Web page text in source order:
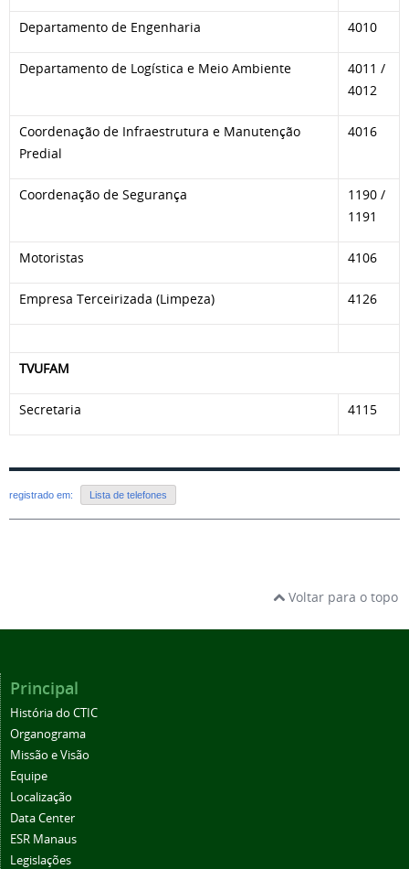
Departamento de Engenharia 4010
Departamento de Logística e Meio Ambiente
4011 /
4012
Coordenação de Infraestrutura e Manutenção
Predial
4016
Coordenação de Segurança
1190 /
1191
Motoristas 4106
Empresa Terceirizada (Limpeza) 4126
TVUFAM
Secretaria 4115
registrado em: Lista de telefones
Voltar para o topo
Principal
História do CTIC
Organograma
Missão e Visão
Equipe
Localização
Data Center
ESR Manaus
Legislações